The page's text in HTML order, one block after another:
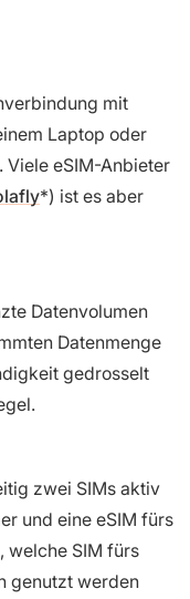
mit
Laptop oder
Viele eSIM-Anbieter
) ist es aber
Datenvolumen
Datenmenge
gedrosselt
zwei SIMs aktiv
und eine eSIM fürs
welche SIM fürs
genutzt werden